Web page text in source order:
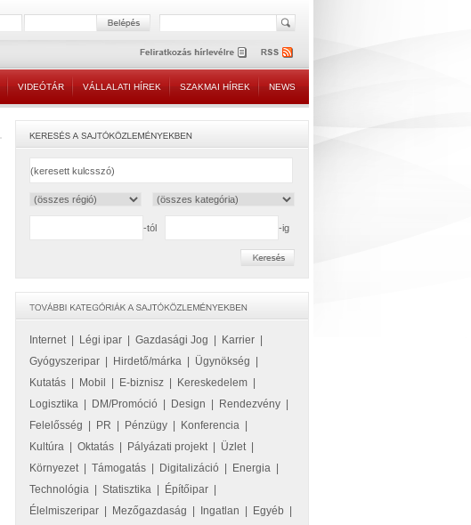
VIDEÓTÁR VÁLLALATI HÍREK SZAKMAI HÍREK NEWS
-tól -ig
Internet| Légi ipar Gazdasági Jog Karrier
Gyógyszeripar
Hirdető/márka Ügynökség
Kutatás
Mobil E-biznisz Kereskedelem
Logisztika
DM/Promóció Design Rendezvény
Felelősség
PR Pénzügy Konferencia
Kultúra
Oktatás Pályázati projekt| Üzlet|
Környezet| Támogatás Digitalizáció Energia
Technológia
Statisztika Építőipar
Élelmiszeripar
Mezőgazdaság Ingatlan Egyéb